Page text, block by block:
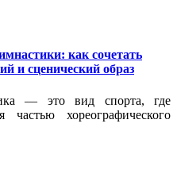
как сочетать
и сценический образ
— это вид спорта, где
частью хореографического